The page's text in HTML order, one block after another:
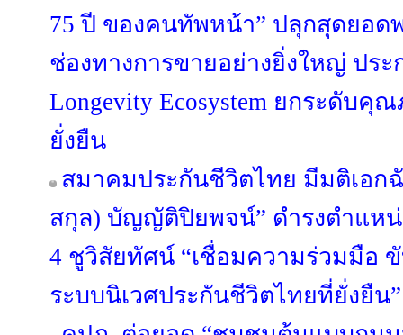
75 ปี ของคนทัพหน้า” ปลุกสุดยอด
ช่องทางการขายอย่างยิ่งใหญ่ ประ
Longevity Ecosystem ยกระดับคุ
ยั่งยืน
สมาคมประกันชีวิตไทย มีมติเอก
สกุล) บัญญัติปิยพจน์” ดำรงตำแห
4 ชูวิสัยทัศน์ “เชื่อมความร่วมมือ
ระบบนิเวศประกันชีวิตไทยที่ยั่งยืน”